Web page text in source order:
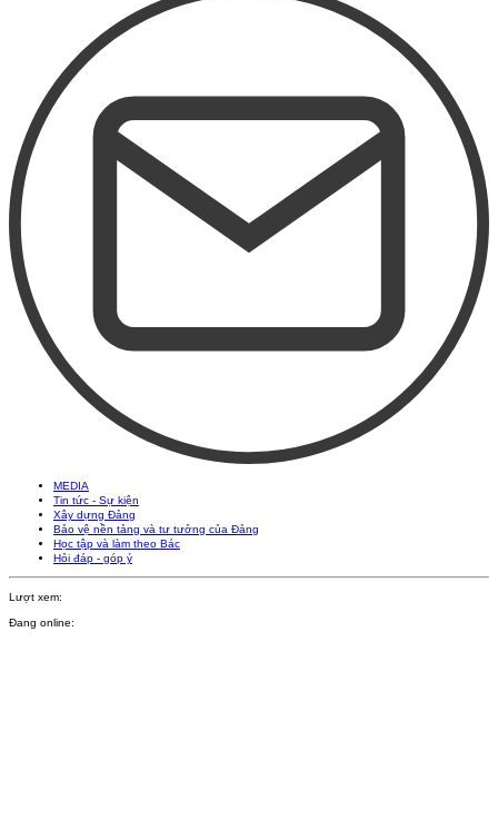
MEDIA
Tin tức - Sự kiện
Xây dựng Đảng
Bảo vệ nền tảng và tư tưởng của Đảng
Học tập và làm theo Bác
Hỏi đáp - góp ý
Lượt xem:
Đang online: